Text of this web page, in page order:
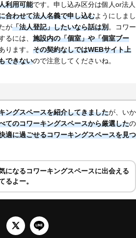
利用可能です。申し込み区分は個人or法人
合わせて法人名義で申し込むようにしまし
が「法人登記」したいなら話は別。コワー
るには、 施設内の「個室」や「個室ブー
ります。 その契約なしではWEBサイト上
できないので注意してくださいね。
ングスペースを紹介してきましたが、いか
てのコワーキングスペースから厳選したの
適に過ごせるコワーキングスペースを見つ
になるコワーキングスペースに出会える
るよー。